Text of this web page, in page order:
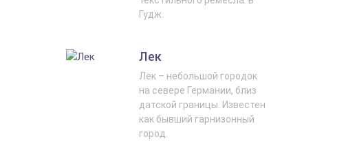
Гудж.
Лек
Лек – небольшой городок
на севере Германии, близ
датской границы. Известен
как бывший гарнизонный
город.